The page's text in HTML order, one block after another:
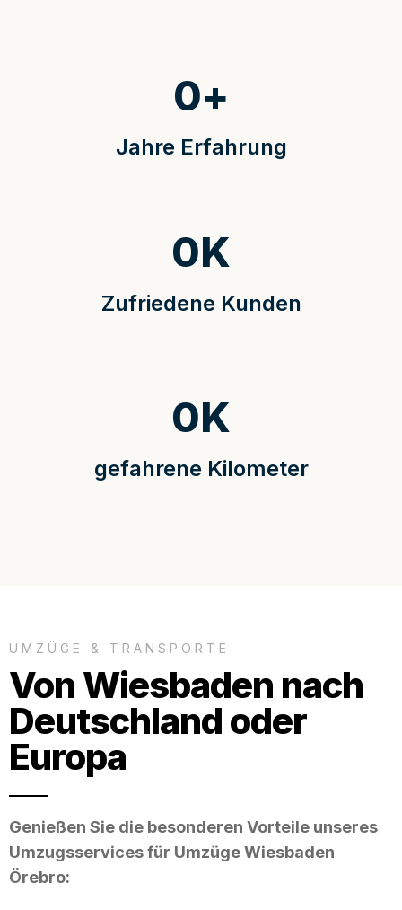
Jahre Erfahrung
0+
Zufriedene Kunden
0K
gefahrene Kilometer
0K
UMZÜGE & TRANSPORTE
Von Wiesbaden nach
Deutschland oder
Europa
Genießen Sie die besonderen Vorteile unseres
Umzugsservices für Umzüge Wiesbaden
Örebro: